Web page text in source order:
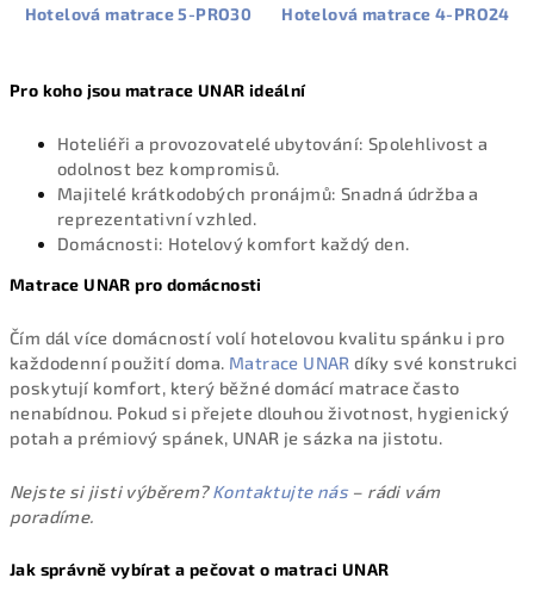
Hotelová matrace 5-PRO30 Hotelová matrace 4-PRO24
Pro koho jsou matrace UNAR ideální
Hoteliéři a provozovatelé ubytování: Spolehlivost a
odolnost bez kompromisů.
Majitelé krátkodobých pronájmů: Snadná údržba a
reprezentativní vzhled.
Domácnosti: Hotelový komfort každý den.
Matrace UNAR pro domácnosti
Čím dál více domácností volí hotelovou kvalitu spánku i pro
každodenní použití doma. Matrace UNAR díky své konstrukci
poskytují komfort, který běžné domácí matrace často
nenabídnou. Pokud si přejete dlouhou životnost, hygienický
potah a prémiový spánek, UNAR je sázka na jistotu.
Nejste si jisti výběrem?Kontaktujte nás– rádi vám
poradíme.
Jak správně vybírat a pečovat o matraci UNAR